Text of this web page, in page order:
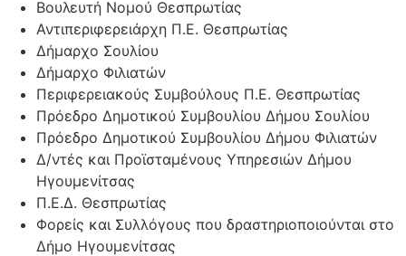
Βουλευτή Νομού Θεσπρωτίας
Αντιπεριφερειάρχη Π.Ε. Θεσπρωτίας
Δήμαρχο Σουλίου
Δήμαρχο Φιλιατών
Περιφερειακούς Συμβούλους Π.Ε. Θεσπρωτίας
Πρόεδρο Δημοτικού Συμβουλίου Δήμου Σουλίου
Πρόεδρο Δημοτικού Συμβουλίου Δήμου Φιλιατών
Δ/ντές και Προϊσταμένους Υπηρεσιών Δήμου
Ηγουμενίτσας
Π.Ε.Δ. Θεσπρωτίας
Φορείς και Συλλόγους που δραστηριοποιούνται στο
Δήμο Ηγουμενίτσας